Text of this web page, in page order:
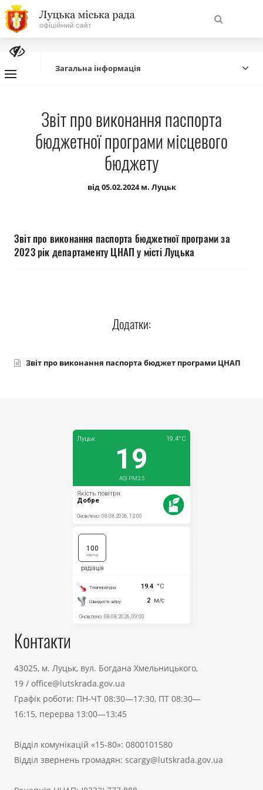
На
головну
сайту
Про місто
Міська влада
Міська рада
Публічна інформація
Загальна інформація
Звіт про виконання паспорта
бюджетної програми місцевого
бюджету
від 05.02.2024 м. Луцьк
Звіт про виконання паспорта бюджетної програми за
2023 рік департаменту ЦНАП у місті Луцька
Додатки:
Звіт про виконання паспорта бюджет програми ЦНАП
Контакти
43025, м. Луцьк, вул. Богдана Хмельницького,
19 / office@lutskrada.gov.ua
Графік роботи: ПН-ЧТ 08:30—17:30, ПТ 08:30—
16:15, перерва 13:00—13:45
Відділ комунікацій «15-80»: 0800101580
Відділ звернень громадян: scargy@lutskrada.gov.ua